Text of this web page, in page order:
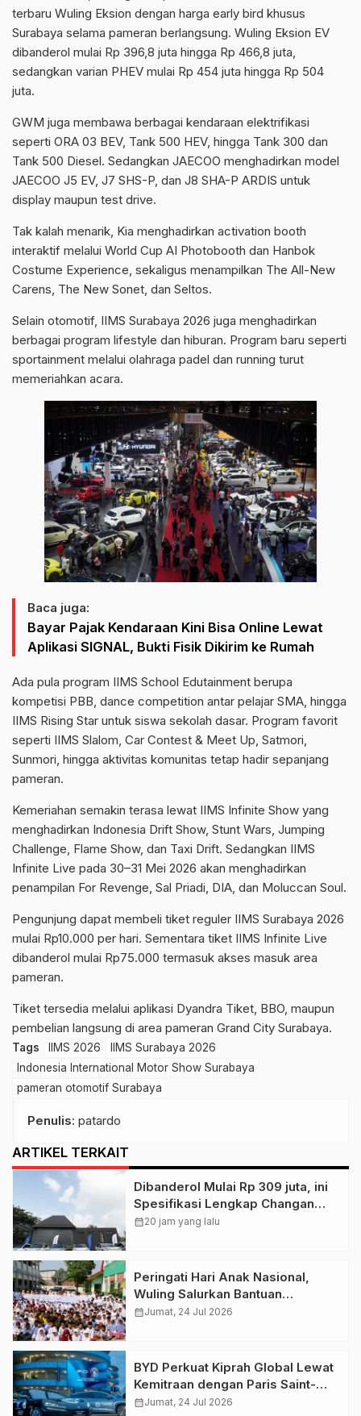
terbaru Wuling Eksion dengan harga early bird khusus
Surabaya selama pameran berlangsung. Wuling Eksion EV
dibanderol mulai Rp 396,8 juta hingga Rp 466,8 juta,
sedangkan varian PHEV mulai Rp 454 juta hingga Rp 504
juta.
GWM juga membawa berbagai kendaraan elektrifikasi
seperti ORA 03 BEV, Tank 500 HEV, hingga Tank 300 dan
Tank 500 Diesel. Sedangkan JAECOO menghadirkan model
JAECOO J5 EV, J7 SHS-P, dan J8 SHA-P ARDIS untuk
display maupun test drive.
Tak kalah menarik, Kia menghadirkan activation booth
interaktif melalui World Cup AI Photobooth dan Hanbok
Costume Experience, sekaligus menampilkan The All-New
Carens, The New Sonet, dan Seltos.
Selain otomotif, IIMS Surabaya 2026 juga menghadirkan
berbagai program lifestyle dan hiburan. Program baru seperti
sportainment melalui olahraga padel dan running turut
memeriahkan acara.
Baca juga:
Bayar Pajak Kendaraan Kini Bisa Online Lewat
Aplikasi SIGNAL, Bukti Fisik Dikirim ke Rumah
Ada pula program IIMS School Edutainment berupa
kompetisi PBB, dance competition antar pelajar SMA, hingga
IIMS Rising Star untuk siswa sekolah dasar. Program favorit
seperti IIMS Slalom, Car Contest & Meet Up, Satmori,
Sunmori, hingga aktivitas komunitas tetap hadir sepanjang
pameran.
Kemeriahan semakin terasa lewat IIMS Infinite Show yang
menghadirkan Indonesia Drift Show, Stunt Wars, Jumping
Challenge, Flame Show, dan Taxi Drift. Sedangkan IIMS
Infinite Live pada 30–31 Mei 2026 akan menghadirkan
penampilan For Revenge, Sal Priadi, DIA, dan Moluccan Soul.
Pengunjung dapat membeli tiket reguler IIMS Surabaya 2026
mulai Rp10.000 per hari. Sementara tiket IIMS Infinite Live
dibanderol mulai Rp75.000 termasuk akses masuk area
pameran.
Tiket tersedia melalui aplikasi Dyandra Tiket, BBO, maupun
pembelian langsung di area pameran Grand City Surabaya.
Tags IIMS 2026
IIMS Surabaya 2026
Indonesia International Motor Show Surabaya
pameran otomotif Surabaya
Penulis: patardo
ARTIKEL TERKAIT
Dibanderol Mulai Rp 309 juta, ini
Spesifikasi Lengkap Changan
Nevo Q05
calendar_month20 jam yang lalu
Peringati Hari Anak Nasional,
Wuling Salurkan Bantuan
Pendidikan ke Dua Sekolah di
calendar_monthJumat, 24 Jul 2026
BYD Perkuat Kiprah Global Lewat
Kemitraan dengan Paris Saint-
Germain dan Manchester City
calendar_monthJumat, 24 Jul 2026